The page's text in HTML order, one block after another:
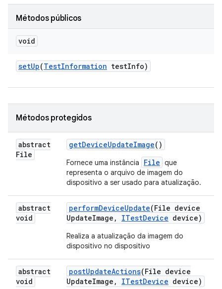
Métodos públicos
void
setUp(TestInformation testInfo)
Métodos protegidos
abstract
File
getDeviceUpdateImage()
Fornece uma instância File que
representa o arquivo de imagem do
dispositivo a ser usado para atualização.
abstract
void
performDeviceUpdate(File device
UpdateImage , ITestDevice device)
Realiza a atualização da imagem do
dispositivo no dispositivo
abstract
void
postUpdateActions(File device
UpdateImage , ITestDevice device)